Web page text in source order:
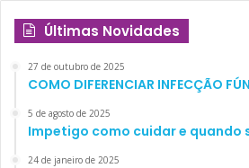
Últimas Novidades
27 de outubro de 2025
COMO DIFERENCIAR INFECÇÃO
5 de agosto de 2025
Impetigo como cuidar e quando
24 de janeiro de 2025